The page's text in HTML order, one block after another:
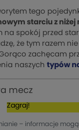
tego
starciu z
na spokój przed
że tym razem
zachęcam
naszych typów
mecz
Zagraj!
– informacje